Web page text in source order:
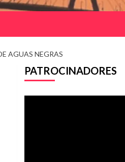
AGUAS NEGRAS
PATROCINADORES